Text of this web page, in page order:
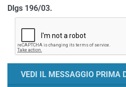
Dlgs 196/03.